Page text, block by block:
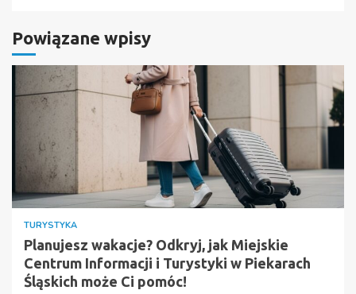
Powiązane wpisy
TURYSTYKA
Planujesz wakacje? Odkryj, jak Miejskie
Centrum Informacji i Turystyki w Piekarach
Śląskich może Ci pomóc!